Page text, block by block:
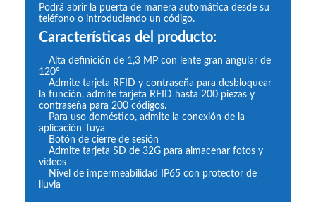
Podrá abrir la puerta de manera automática desde su
teléfono o introduciendo un código.
Características del producto:
Alta definición de 1,3 MP con lente gran angular de
120°
Admite tarjeta RFID y contraseña para desbloquear
la función, admite tarjeta RFID hasta 200 piezas y
contraseña para 200 códigos.
Para uso doméstico, admite la conexión de la
aplicación Tuya
Botón de cierre de sesión
Admite tarjeta SD de 32G para almacenar fotos y
videos
Nivel de impermeabilidad IP65 con protector de
lluvia